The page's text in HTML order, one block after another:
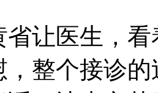
省让医生，
，整个接诊